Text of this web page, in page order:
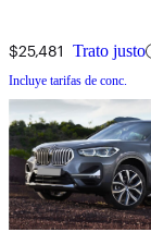
$25,481 Trato justo
Incluye tarifas de conc.